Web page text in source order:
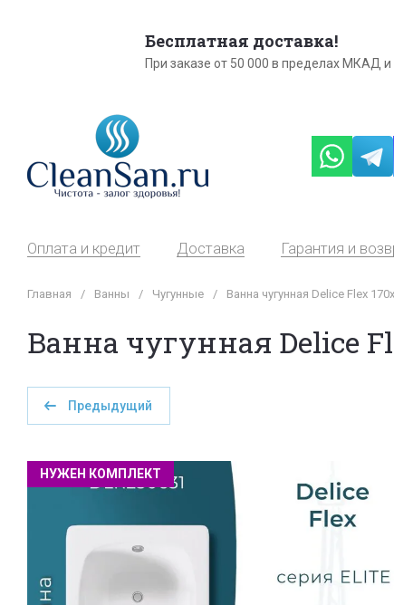
Бесплатная доставка!
При заказе от 50 000 в пределах МКАД
Оплата и кредит Доставка Гарантия и
Главная / Ванны / Чугунные / Ванна чугунная Delice Flex
Ванна чугунная Delice
Предыдущий
НУЖЕН КОМПЛЕКТ